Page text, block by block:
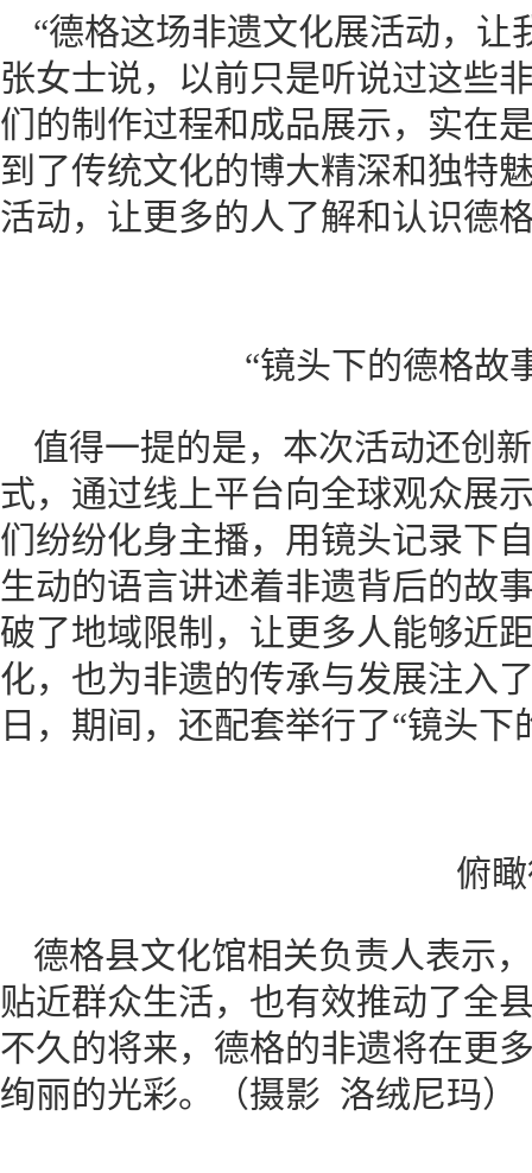
“德格这场非遗文化展活动，让
张女士说，以前只是听说过这些
们的制作过程和成品展示，实在
到了传统文化的博大精深和独特
活动，让更多的人了解和认识德
“镜头下的德格故
值得一提的是，本次活动还创
式，通过线上平台向全球观众展
们纷纷化身主播，用镜头记录下
生动的语言讲述着非遗背后的故
破了地域限制，让更多人能够近
化，也为非遗的传承与发展注入
日，期间，还配套举行了“镜头
俯
德格县文化馆相关负责人表示
贴近群众生活，也有效推动了全
不久的将来，德格的非遗将在更
绚丽的光彩。（摄影 洛绒尼玛）